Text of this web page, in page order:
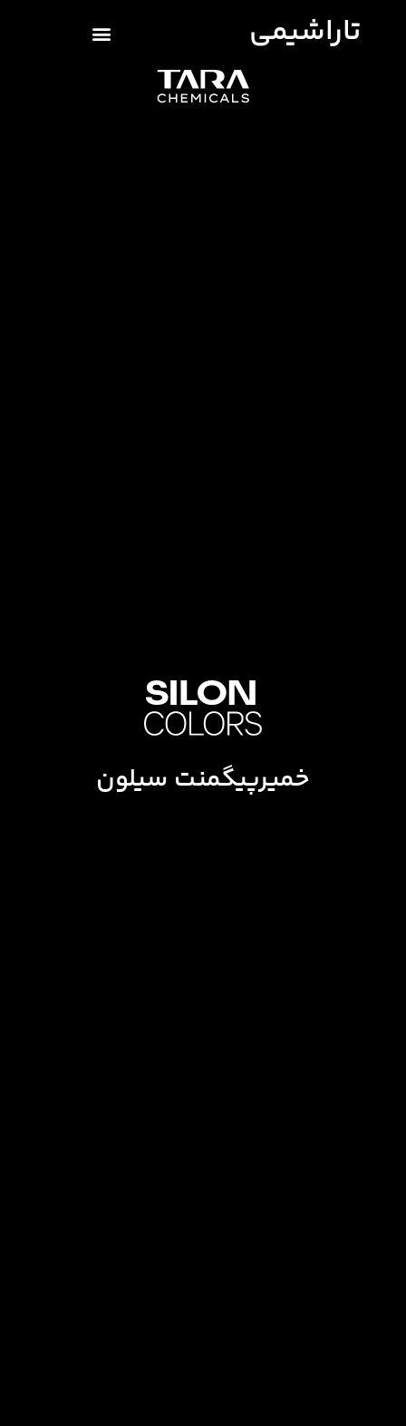
تاراشیمی
خمیرپیگمنت سیلون